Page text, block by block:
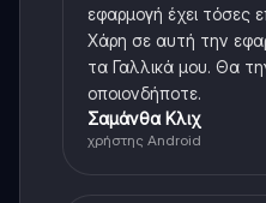
εφαρμογή έχει τόσες
Χάρη σε αυτή την
τα Γαλλικά μου. Θα
οποιονδήποτε.
Σαμάνθα Κλιχ
χρήστης Android